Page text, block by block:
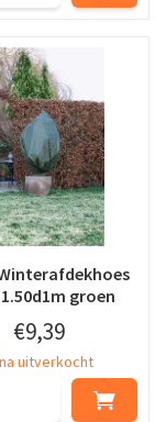
groen
€9,39
uitverkocht